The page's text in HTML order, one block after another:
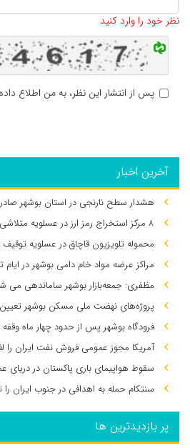
نظر خود را وارد کنید
پس از انتشار این نظر، به من اطلاع
آخرین اخبار
هشدار سطح نارنجی در استان بوشهر
۸ مرکز استخراج رمز ارز در عسلویه متلاشی شد
محموله تلویزیون قاچاق در عسلویه
مراکز عرضه مواد خام دامی بوشهر در
مظفری: جمعه‌بازار بوشهر ساماندهی می‌
پروژه‌های نهضت ملی مسکن بوشهر
فرودگاه بوشهر پس از حدود چهار ماه
آمریکا مجوز عمومی فروش نفت ایران را
سقوط هواپیمای باری پاکستان در دریای
سنتکام حمله به اهدافی در جنوب ایران را
پر بازدیدترین ها